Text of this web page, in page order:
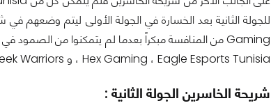
، Hex Gaming ، Eagle Esports Tunisia و Oshteek Warriors للجولة الثانية
شريحة الخاسرين الجولة الثانية :